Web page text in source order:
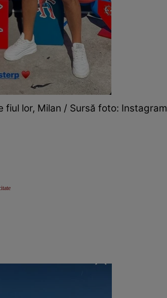
fiul lor, Milan / Sursă foto: Instagram